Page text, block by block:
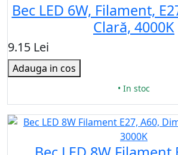
Bec LED 6W, Filament,
Clară, 4000K
9.15 Lei
Adauga in cos
• In stoc